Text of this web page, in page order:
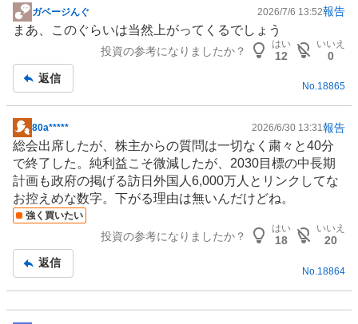
掲
示
事
ガベージんぐ 2026/7/6 13:52報告
まあ、このぐらいは当然上がってくるでしょう
投資の参考になりましたか？
はい
12
いいえ
0
返信
No.18865
掲
示
板
記
事
80a***** 2026/6/30 13:31報告
総会出席したが、株主からの質問は一切なく粛々と40分
で終了した。純利益こそ微減したが、2030目標の中長期
計画も政府の掲げる訪日外国人6,000万人とリンクしてな
お控えめな数字。下がる理由は無いんだけどね。
強く買いたい
投資の参考になりましたか？
はい
18
いいえ
20
返信
No. 18864